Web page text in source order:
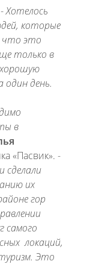
-Хотелось
которые
что это
только в
день.
в
«Пасвик». -
сделали
их
гор
самого
локаций,
Это